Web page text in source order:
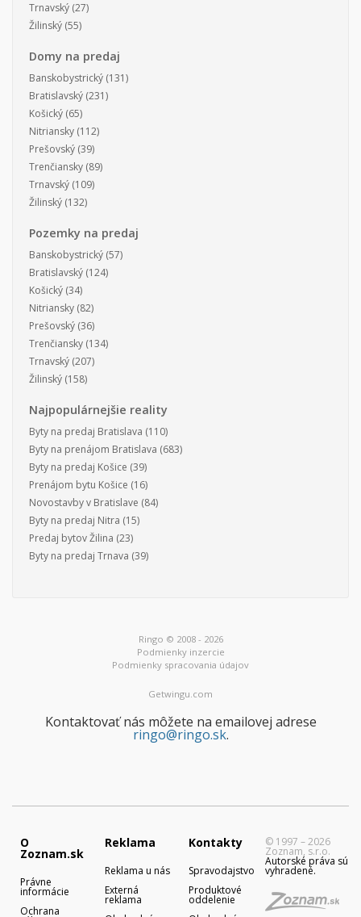
Trnavský (27)
Žilinský (55)
Domy na predaj
Banskobystrický (131)
Bratislavský (231)
Košický (65)
Nitriansky (112)
Prešovský (39)
Trenčiansky (89)
Trnavský (109)
Žilinský (132)
Pozemky na predaj
Banskobystrický (57)
Bratislavský (124)
Košický (34)
Nitriansky (82)
Prešovský (36)
Trenčiansky (134)
Trnavský (207)
Žilinský (158)
Najpopulárnejšie reality
Byty na predaj Bratislava (110)
Byty na prenájom Bratislava (683)
Byty na predaj Košice (39)
Prenájom bytu Košice (16)
Novostavby v Bratislave (84)
Byty na predaj Nitra (15)
Predaj bytov Žilina (23)
Byty na predaj Trnava (39)
Ringo © 2008 - 2026
Podmienky inzercie
Podmienky spracovania údajov
Getwingu.com
Kontaktovať nás môžete na emailovej adrese
ringo@ringo.sk.
O
Zoznam.sk
Právne
informácie
Ochrana
Reklama
Reklama u nás
Externá
reklama
Kontakty
Spravodajstvo
Produktové
oddelenie
© 1997 – 2026
Zoznam, s.r.o.
Autorské práva sú
vyhradené.